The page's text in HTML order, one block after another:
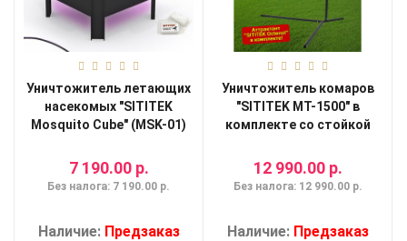
Уничтожитель летающих
насекомых "SITITEK
Mosquito Cube" (MSK-01)
7 190.00 р.
Без налога: 7 190.00 р.
Наличие: Предзаказ
Уничтожитель комаров
"SITITEK MT-1500" в
комплекте со стойкой
12 990.00 р.
Без налога: 12 990.00 р.
Наличие: Предзаказ